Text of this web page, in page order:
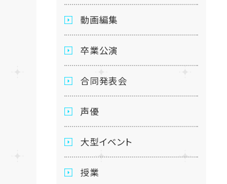
動画編集
卒業公演
合同発表会
声優
大型イベント
授業